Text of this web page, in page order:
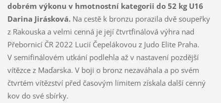
dobrém výkonu v hmotnostní kategorii do 52 kg U16
Darina Jirásková. Na cestě k bronzu porazila dvě soupeřky
z Rakouska a velmi cenná je její čtvrtfinálová výhra nad
Přebornicí ČR 2022 Lucií Čepelákovou z Judo Elite Praha.
V semifinálovém utkání podlehla až v nastavení pozdější
vítězce z Maďarska. V boji o bronz nezaváhala a po svém
čtvrtém vítězství před časovým limitem získala další cenný
kov do své sbírky.